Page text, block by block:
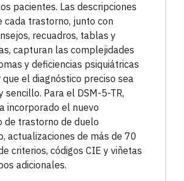
pacientes. Las descripciones
cada trastorno, junto con
recuadros, tablas y
capturan las complejidades
y deficiencias psiquiátricas
el diagnóstico preciso sea
sencillo. Para el DSM-5-TR,
incorporado el nuevo
de trastorno de duelo
actualizaciones de más de 70
criterios, códigos CIE ​​y viñetas
adicionales.